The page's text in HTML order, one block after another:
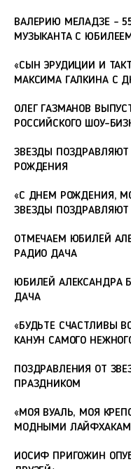
ВАЛЕРИЮ МЕЛАДЗЕ -
МУЗЫКАНТА С
«СЫН ЭРУДИЦИИ И
МАКСИМА ГАЛКИНА С
ОЛЕГ ГАЗМАНОВ
РОССИЙСКОГО ШОУ-
ЗВЕЗДЫ
РОЖДЕНИЯ
«С ДНЕМ РОЖДЕНИЯ,
ЗВЕЗДЫ ПОЗДРАВЛЯЮТ
ОТМЕЧАЕМ ЮБИЛЕЙ
РАДИО ДАЧА
ЮБИЛЕЙ АЛЕКСАНДРА
ДАЧА
«БУДЬТЕ СЧАСТЛИВЫ
КАНУН САМОГО
ПОЗДРАВЛЕНИЯ ОТ
ПРАЗДНИКОМ
«МОЯ ВУАЛЬ, МОЯ
МОДНЫМИ
ИОСИФ ПРИГОЖИН